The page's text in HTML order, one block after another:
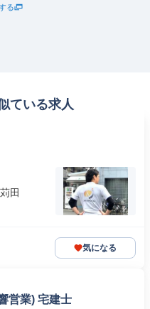
る
ている求人
田
気になる
営業) 宅建士